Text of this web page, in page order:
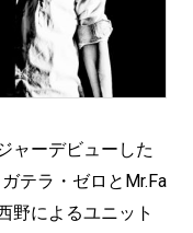
ャーデビューした
テラ・ゼロとMr.Fa
野によるユニット